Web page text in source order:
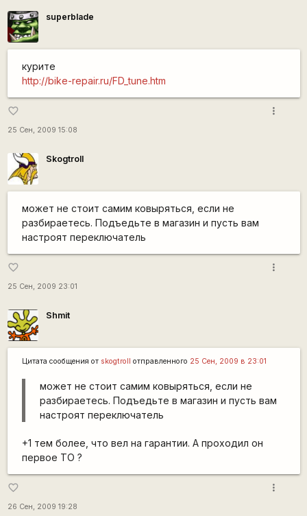
superblade
курите
http://bike-repair.ru/FD_tune.htm
favorite_border
25 Сен, 2009 15:08
more_vert
Skogtroll
может не стоит самим ковыряться, если не
разбираетесь. Подъедьте в магазин и пусть вам
настроят переключатель
favorite_border
25 Сен, 2009 23:01
more_vert
Shmit
Цитата сообщения от skogtroll отправленного 25 Сен, 2009 в 23:01
может не стоит самим ковыряться, если не
разбираетесь. Подъедьте в магазин и пусть вам
настроят переключатель
+1 тем более, что вел на гарантии. А проходил он
первое ТО ?
favorite_border
26 Сен, 2009 19:28
more_vert